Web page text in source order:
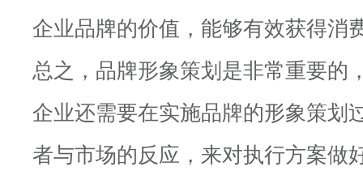
企业品牌的价值，能够有效获得消
总之，品牌形象策划是非常重要的
企业还需要在实施品牌的形象策划
者与市场的反应，来对执行方案做